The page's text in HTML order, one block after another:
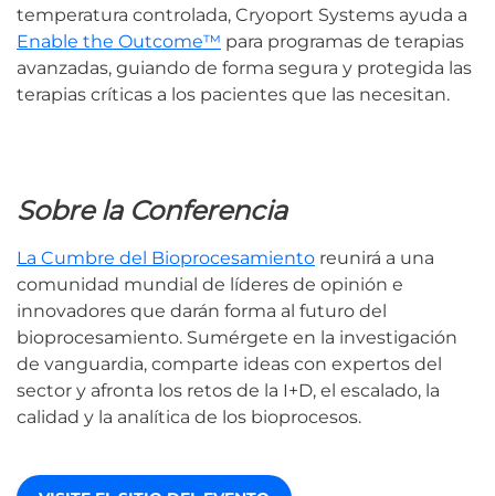
temperatura controlada, Cryoport Systems ayuda a
Enable the Outcome™ para programas de terapias
avanzadas, guiando de forma segura y protegida las
terapias críticas a los pacientes que las necesitan.
Sobre la Conferencia
La Cumbre del Bioprocesamiento reunirá a una
comunidad mundial de líderes de opinión e
innovadores que darán forma al futuro del
bioprocesamiento. Sumérgete en la investigación
de vanguardia, comparte ideas con expertos del
sector y afronta los retos de la I+D, el escalado, la
calidad y la analítica de los bioprocesos.